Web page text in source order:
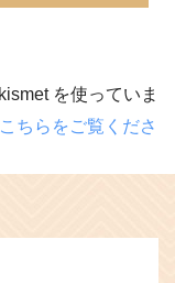
を使っていま
ちらをご覧くださ